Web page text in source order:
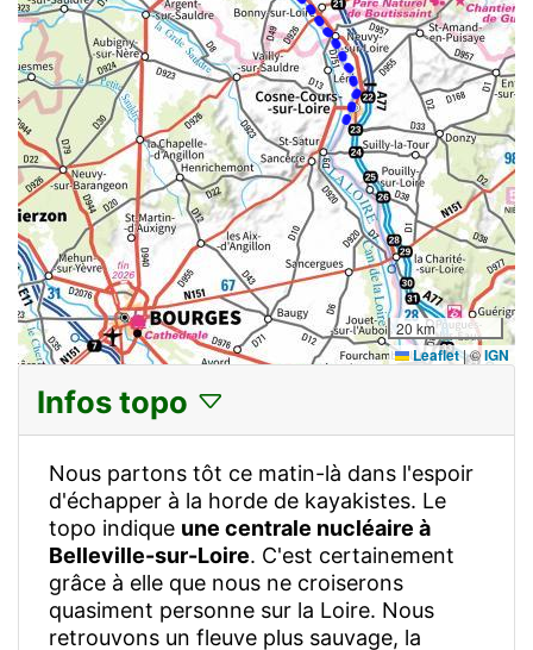
20 km
Leaflet|©IGN
Infos topo
Nous partons tôt ce matin-là dans l'espoir
d'échapper à la horde de kayakistes. Le
topo indique une centrale nucléaire à
Belleville-sur-Loire. C'est certainement
grâce à elle que nous ne croiserons
quasiment personne sur la Loire. Nous
retrouvons un fleuve plus sauvage, la